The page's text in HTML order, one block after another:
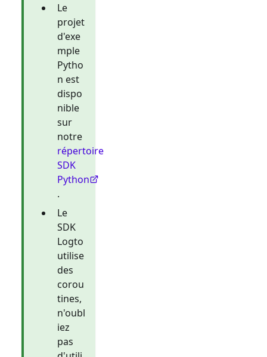
Le
projet
d'exe
mple
Pytho
n est
dispo
nible
sur
notre
répertoire
SDK
Python
.
Le
SDK
Logto
utilise
des
corou
tines,
n'oubl
iez
pas